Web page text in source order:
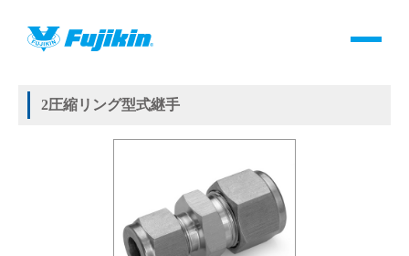
製品情報
HOME 製品情報
2圧縮リング型式継手